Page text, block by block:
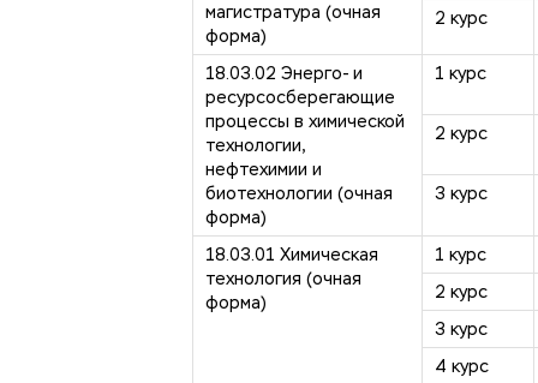
магистратура (очная
форма)
2 курс
18.03.02 Энерго- и
ресурсосберегающие
процессы в химической
технологии,
нефтехимии и
биотехнологии (очная
форма)
1 курс
2 курс
3 курс
18.03.01 Химическая
технология (очная
форма)
1 курс
2 курс
3 курс
4 курс